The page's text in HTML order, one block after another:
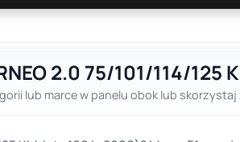
2.0 75/101/114/125
lub marce w panelu obok lub skorzystaj